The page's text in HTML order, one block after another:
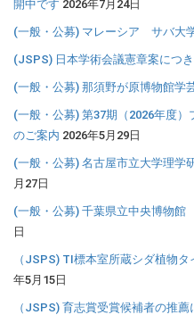
開中です 2026年7月24日
(一般・公募) マレーシア サバ大
(JSPS) 日本学術会議憲章案につ
(一般・公募) 那須野が原博物館学
(一般・公募) 第37期（2026年度
のご案内 2026年5月29日
(一般・公募) 名古屋市立大学理
月27日
(一般・公募) 千葉県立中央博物
日
（JSPS) TI標本室所蔵シダ植物
年5月15日
（JSPS) 育志賞受賞候補者の推薦